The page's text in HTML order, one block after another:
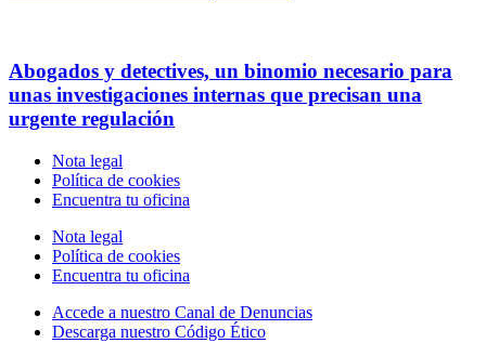
Abogados y detectives, un binomio necesario para
unas investigaciones internas que precisan una
urgente regulación
Nota legal
Política de cookies
Encuentra tu oficina
Nota legal
Política de cookies
Encuentra tu oficina
Accede a nuestro Canal de Denuncias
Descarga nuestro Código Ético